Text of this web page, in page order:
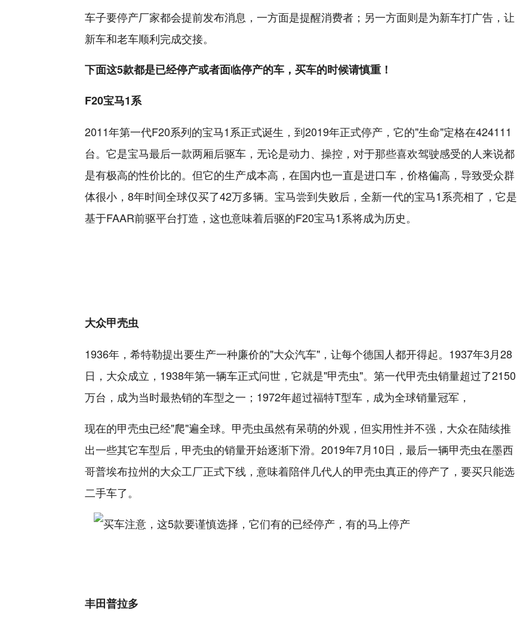
车子要停产厂家都会提前发布消息，一方面是提醒消费者；另一方面则是为新车打广告，让
新车和老车顺利完成交接。
下面这5款都是已经停产或者面临停产的车，买车的时候请慎重！
F20宝马1系
2011年第一代F20系列的宝马1系正式诞生，到2019年正式停产，它的"生命"定格在424111
台。它是宝马最后一款两厢后驱车，无论是动力、操控，对于那些喜欢驾驶感受的人来说都
是有极高的性价比的。但它的生产成本高，在国内也一直是进口车，价格偏高，导致受众群
体很小，8年时间全球仅买了42万多辆。宝马尝到失败后，全新一代的宝马1系亮相了，它是
基于FAAR前驱平台打造，这也意味着后驱的F20宝马1系将成为历史。
大众甲壳虫
1936年，希特勒提出要生产一种廉价的"大众汽车"，让每个德国人都开得起。1937年3月28
日，大众成立，1938年第一辆车正式问世，它就是"甲壳虫"。第一代甲壳虫销量超过了2150
万台，成为当时最热销的车型之一；1972年超过福特T型车，成为全球销量冠军，
现在的甲壳虫已经"爬"遍全球。甲壳虫虽然有呆萌的外观，但实用性并不强，大众在陆续推
出一些其它车型后，甲壳虫的销量开始逐渐下滑。2019年7月10日，最后一辆甲壳虫在墨西
哥普埃布拉州的大众工厂正式下线，意味着陪伴几代人的甲壳虫真正的停产了，要买只能选
二手车了。
丰田普拉多